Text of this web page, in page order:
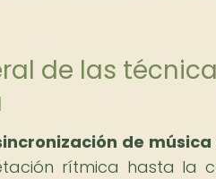
de las
de música
rítmica hasta la